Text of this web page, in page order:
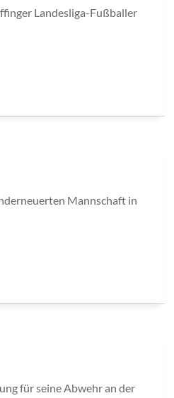
Landesliga-Fußballer
Mannschaft in
für seine Abwehr an der